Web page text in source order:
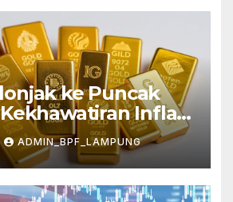
ke Puncak
Inflasi
ADMIN_BPF_LAMPUNG